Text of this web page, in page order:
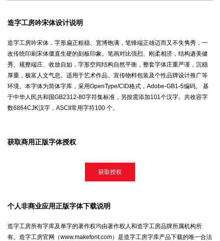
造字工房吟宋体设计说明
造字工房吟宋体，字形扁正粗稳、宽博饱满，笔锋端正雄迈而又不失隽秀，一
改传统印刷宋体僵直生硬的刻板印象。笔画对比强烈、刚柔相济，结构遒美健
秀、规整端庄、收放自如，字形空间结构自然平衡，整套字体庄重严谨，沉稳
厚重，极富人文气息。适用于艺术作品、宣传物料包装及个性品牌设计推广等
环境。本字体为简体字库，采用OpenType/CID格式，Adobe-GB1-5编码。 基
于中华人民共和国GB2312-80字符集标准，另按需添加101个汉字。共收容字
数6864CJK汉字，ASCII常用字符100 个。
获取商用正版字体授权
获取授权
个人非商业应用正版字体下载说明
造字工房所有字库及单字的著作权均由著作权人和造字工房品牌所属机构所
有。造字工房官网（www.makefont.com）是造字工房字库产品下载的唯一合法